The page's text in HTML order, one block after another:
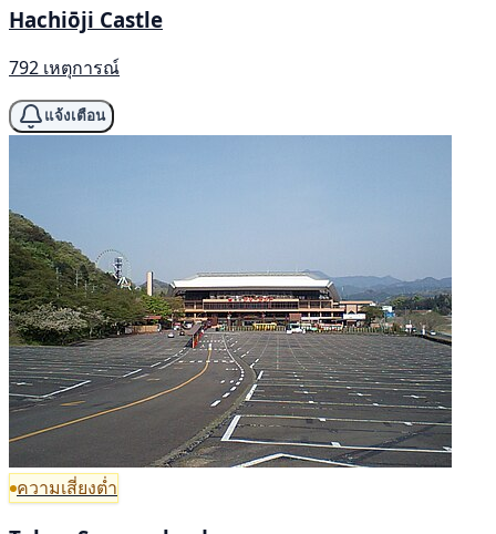
Hachiōji Castle
792 เหตุการณ์
แจ้งเตือน
ความเสี่ยงต่ำ